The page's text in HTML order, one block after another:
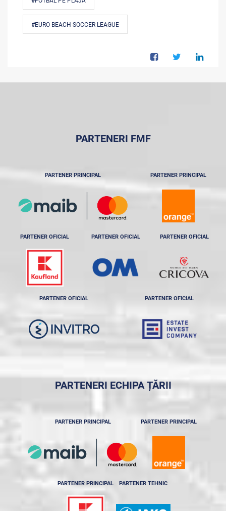
#EURO BEACH SOCCER LEAGUE
PARTENERI FMF
PARTENER PRINCIPAL PARTENER PRINCIPAL
PARTENER OFICIAL PARTENER OFICIAL PARTENER OFICIAL
PARTENER OFICIAL PARTENER OFICIAL
PARTENERI ECHIPA ȚĂRII
PARTENER PRINCIPAL PARTENER PRINCIPAL
PARTENER PRINCIPAL PARTENER TEHNIC